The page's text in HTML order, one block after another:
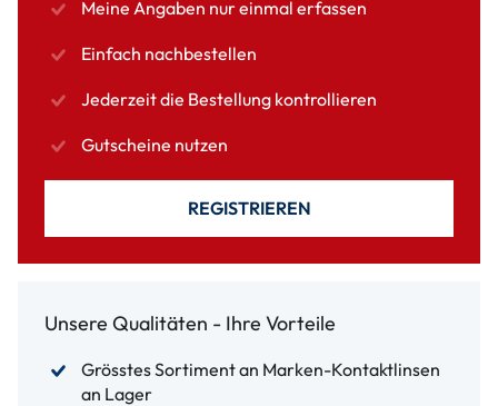
Meine Angaben nur einmal erfassen
Einfach nachbestellen
Jederzeit die Bestellung kontrollieren
Gutscheine nutzen
REGISTRIEREN
Unsere Qualitäten - Ihre Vorteile
Grösstes Sortiment an Marken-Kontaktlinsen
an Lager